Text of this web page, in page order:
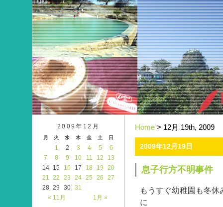
Home > 12月 19th, 2009
2009年12月19日
息子行方不明事件
もうすぐ幼稚園も冬
に
2009年12月
月 火 水 木 金 土 日
« 11月 1月 »
1 2 3 4 5
6
7
8 9 10 11 12
13
14
15 16 17 18 19
20
21 22 23 24 25 26
27
28 29 30 31